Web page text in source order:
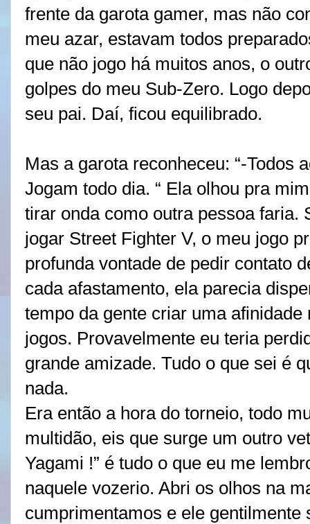
frente da garota gamer, mas não
meu azar, estavam todos
que não jogo há muitos anos, o
golpes do meu Sub-Zero. Logo
seu pai. Daí, ficou equilibrado.
Mas a garota reconheceu: “-Todos
Jogam todo dia. “ Ela olhou pra
tirar onda como outra pessoa faria.
jogar Street Fighter V, o meu jogo
profunda vontade de pedir contato
cada afastamento, ela parecia
tempo da gente criar uma
jogos. Provavelmente eu teria
grande amizade. Tudo o que sei é
nada.
Era então a hora do torneio, todo
multidão, eis que surge um outro
Yagami !” é tudo o que eu me
naquele vozerio. Abri os olhos na
cumprimentamos e ele gentilmente